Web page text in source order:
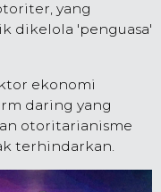
yang
dikelola 'penguasa'
ekonomi
daring yang
otoritarianisme
terhindarkan.